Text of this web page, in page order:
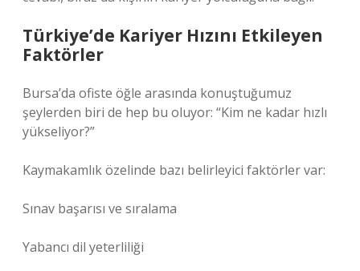
Türkiye’de Kariyer Hızını Etkileyen
Faktörler
Bursa’da ofiste öğle arasında konuştuğumuz
şeylerden biri de hep bu oluyor: “Kim ne kadar hızlı
yükseliyor?”
Kaymakamlık özelinde bazı belirleyici faktörler var:
Sınav başarısı ve sıralama
Yabancı dil yeterliliği